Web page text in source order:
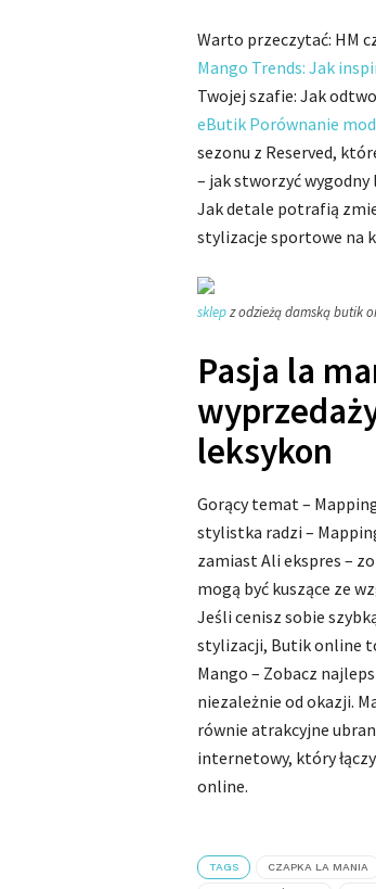
Warto przeczytać: HM
Mango Trends: Jak
Twojej szafie: Jak
eButik Porównanie
sezonu z Reserved,
– jak stworzyć
Jak detale potrafią
stylizacje sportowe na
sklepz odzieżą damską butik
Pasja la
leksykon
Gorący temat –
stylistka radzi –
zamiast Ali ekspres –
mogą być kuszące ze
Jeśli cenisz sobie
stylizacji, Butik online
Mango – Zobacz
niezależnie od okazji.
równie atrakcyjne
internetowy, który
online.
TAGS CZAPKA LA MANIA